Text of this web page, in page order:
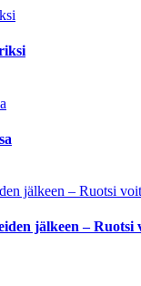
jälkeen –